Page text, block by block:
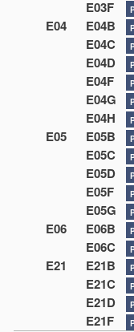
E03F
E04 E04B
E04C
E04D
E04F
E04G
E04H
E05 E05B
E05C
E05D
E05F
E05G
E06 E06B
E06C
E21 E21B
E21C
E21D
E21F